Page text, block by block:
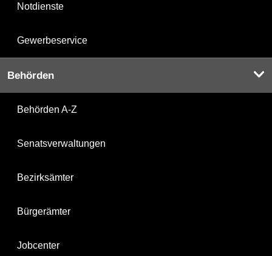
Notdienste
Gewerbeservice
Behörden
Behörden A-Z
Senatsverwaltungen
Bezirksämter
Bürgerämter
Jobcenter